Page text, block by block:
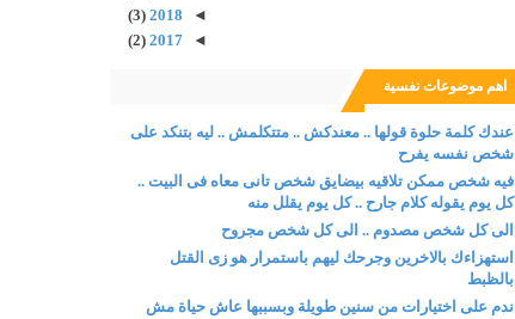
◄
2018
(3)
◄
2017
(2)
اهم موضوعات نفسية
عندك كلمة حلوة قولها .. معندكش .. متتكلمش .. ليه بتنكد على
شخص نفسه يفرح
فيه شخص ممكن تلاقيه بيضايق شخص تانى معاه فى البيت ..
كل يوم يقوله كلام جارح .. كل يوم يقلل منه
الى كل شخص مصدوم .. الى كل شخص مجروح
استهزاءك بالاخرين وجرحك ليهم باستمرار هو زى القتل
بالظبط
ندم على اختيارات من سنين طويلة وبسببها عاش حياة مش